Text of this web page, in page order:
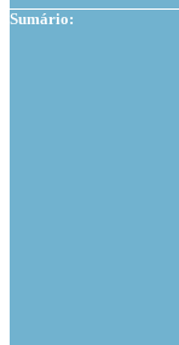
Sumário: